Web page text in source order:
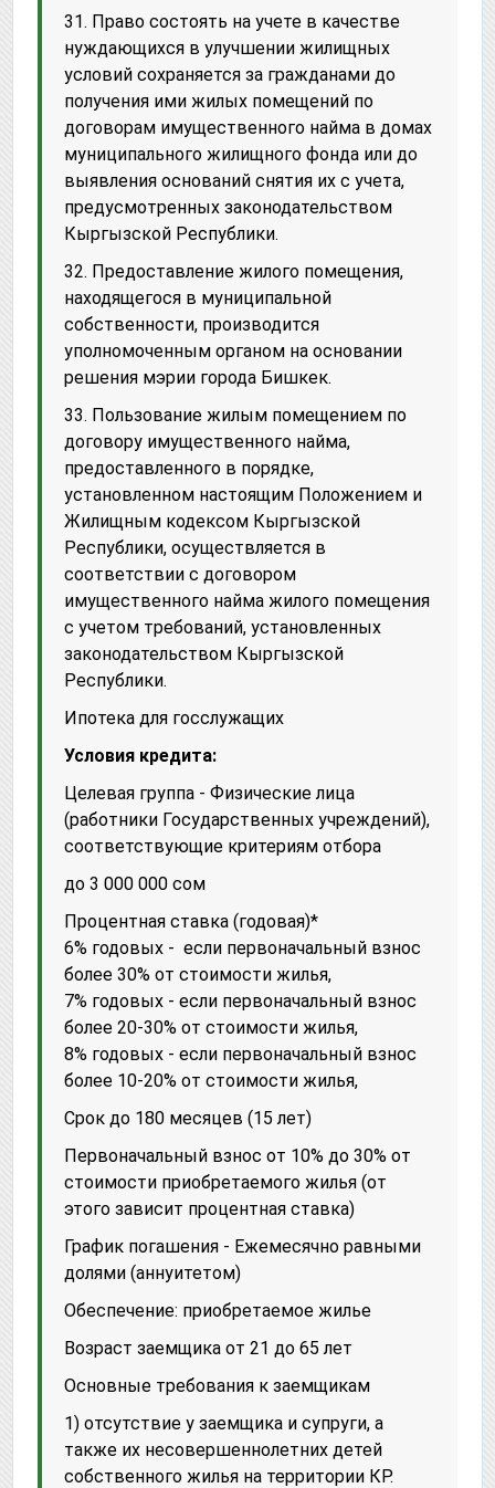
31. Право состоять на учете в качестве
нуждающихся в улучшении жилищных
условий сохраняется за гражданами до
получения ими жилых помещений по
договорам имущественного найма в домах
муниципального жилищного фонда или до
выявления оснований снятия их с учета,
предусмотренных законодательством
Кыргызской Республики.
32. Предоставление жилого помещения,
находящегося в муниципальной
собственности, производится
уполномоченным органом на основании
решения мэрии города Бишкек.
33. Пользование жилым помещением по
договору имущественного найма,
предоставленного в порядке,
установленном настоящим Положением и
Жилищным кодексом Кыргызской
Республики, осуществляется в
соответствии с договором
имущественного найма жилого помещения
с учетом требований, установленных
законодательством Кыргызской
Республики.
Ипотека для госслужащих
Условия кредита:
Целевая группа - Физические лица
(работники Государственных учреждений),
соответствующие критериям отбора
до 3 000 000 сом
Процентная ставка (годовая)*
6% годовых - если первоначальный взнос
более 30% от стоимости жилья,
7% годовых - если первоначальный взнос
более 20-30% от стоимости жилья,
8% годовых - если первоначальный взнос
более 10-20% от стоимости жилья,
Срок до 180 месяцев (15 лет)
Первоначальный взнос от 10% до 30% от
стоимости приобретаемого жилья (от
этого зависит процентная ставка)
График погашения - Ежемесячно равными
долями (аннуитетом)
Обеспечение: приобретаемое жилье
Возраст заемщика от 21 до 65 лет
Основные требования к заемщикам
1) отсутствие у заемщика и супруги, а
также их несовершеннолетних детей
собственного жилья на территории КР.